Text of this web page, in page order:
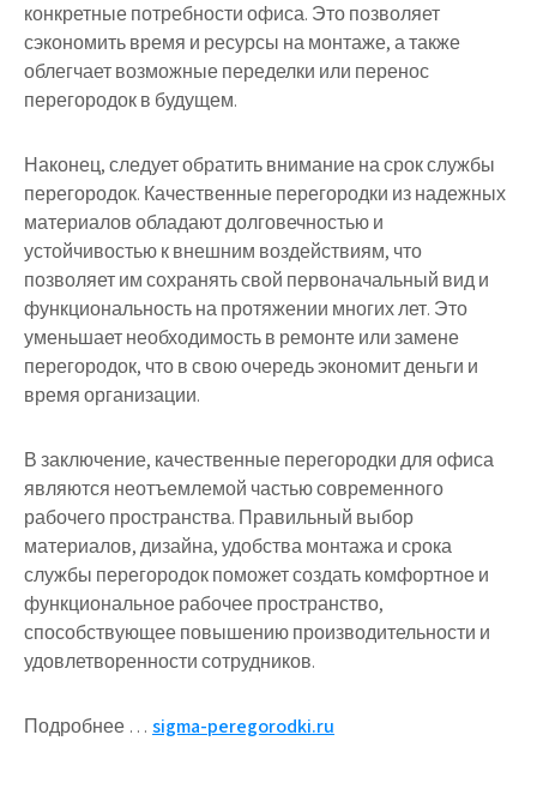
конкретные потребности офиса. Это позволяет
сэкономить время и ресурсы на монтаже, а также
облегчает возможные переделки или перенос
перегородок в будущем.
Наконец, следует обратить внимание на срок службы
перегородок. Качественные перегородки из надежных
материалов обладают долговечностью и
устойчивостью к внешним воздействиям, что
позволяет им сохранять свой первоначальный вид и
функциональность на протяжении многих лет. Это
уменьшает необходимость в ремонте или замене
перегородок, что в свою очередь экономит деньги и
время организации.
В заключение, качественные перегородки для офиса
являются неотъемлемой частью современного
рабочего пространства. Правильный выбор
материалов, дизайна, удобства монтажа и срока
службы перегородок поможет создать комфортное и
функциональное рабочее пространство,
способствующее повышению производительности и
удовлетворенности сотрудников.
Подробнее … sigma-peregorodki.ru